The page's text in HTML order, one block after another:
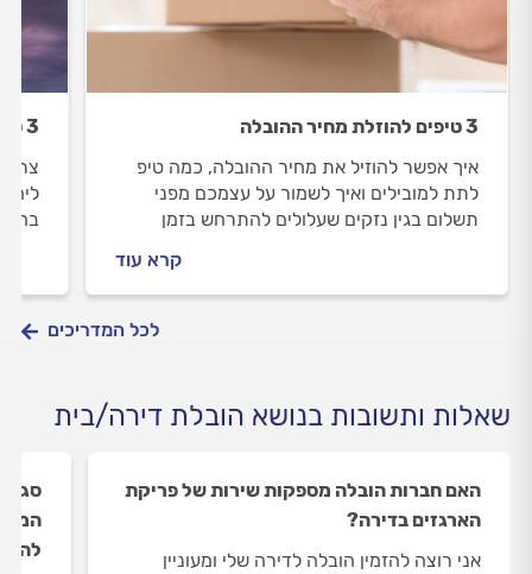
3 טיפים להוזלת מחיר ההובלה
איך אפשר להוזיל את מחיר ההובלה, כמה טיפ
לתת למובילים ואיך לשמור על עצמכם מפני
תשלום בגין נזקים שעלולים להתרחש בזמן
קרא עוד
3 טיפים להובלה בחורף
לכל המדריכים
שאלות ותשובות בנושא הובלת דירה/בית
האם חברות הובלה מספקות שירות של פריקת
הארגזים בדירה?
אני רוצה להזמין הובלה לדירה שלי ומעוניין